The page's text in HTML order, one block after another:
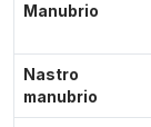
Manubrio
Nastro
manubrio